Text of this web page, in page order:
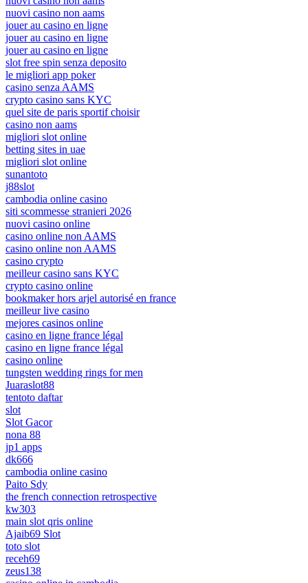
nuovi casino non aams
jouer au casino en ligne
jouer au casino en ligne
jouer au casino en ligne
slot free spin senza deposito
le migliori app poker
casino senza AAMS
crypto casino sans KYC
quel site de paris sportif choisir
casino non aams
migliori slot online
betting sites in uae
migliori slot online
sunantoto
j88slot
cambodia online casino
siti scommesse stranieri 2026
nuovi casino online
casino online non AAMS
casino online non AAMS
casino crypto
meilleur casino sans KYC
crypto casino online
bookmaker hors arjel autorisé en france
meilleur live casino
mejores casinos online
casino en ligne france légal
casino en ligne france légal
casino online
tungsten wedding rings for men
Juaraslot88
tentoto daftar
slot
Slot Gacor
nona 88
jp1 apps
dk666
cambodia online casino
Paito Sdy
the french connection retrospective
kw303
main slot qris online
Ajaib69 Slot
toto slot
receh69
zeus138